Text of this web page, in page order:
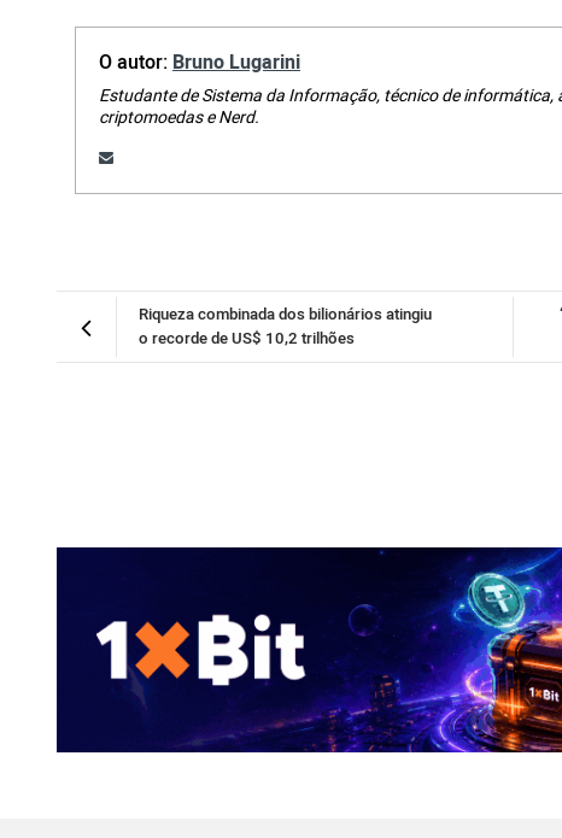
O autor:Bruno Lugarini
Estudante de Sistema da Informação, técnico de
criptomoedas e Nerd.
Riqueza combinada dos bilionários atingiu
o recorde de US$ 10,2 trilhões